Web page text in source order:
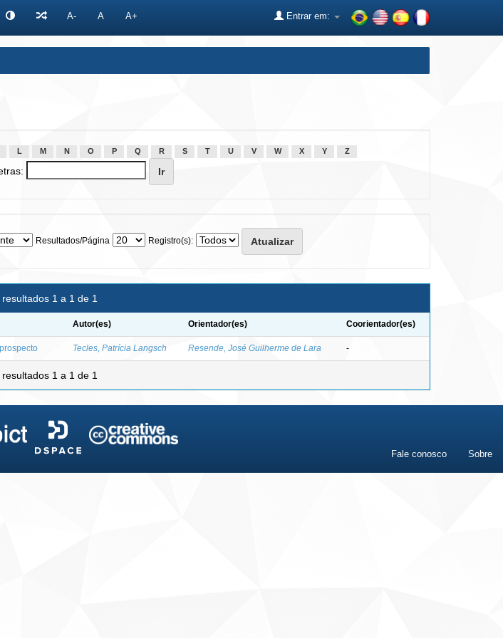
A- A A+ Entrar em:
L M N O P Q R S T U V W X Y Z
Resultados/Página Registro(s):
1 a 1 de 1
Autor(es) Orientador(es) Coorientador(es)
Tecles, Patrícia Langsch Resende, José Guilherme de Lara -
1 a 1 de 1
Fale conosco Sobre